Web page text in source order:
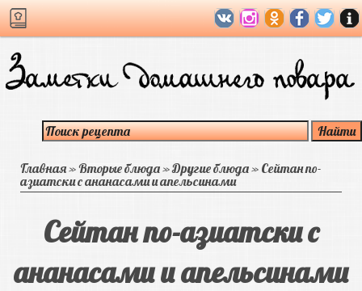
Главная»Вторые блюда»Другие блюда» Сейтан по-
азиатски с ананасами и апельсинами
Сейтан по-азиатски с
ананасами и апельсинами